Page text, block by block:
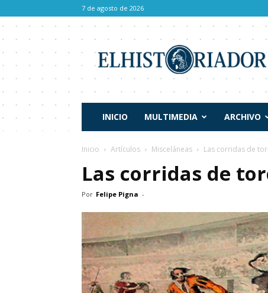
7 de agosto de 2026
Historiador
INICIO MULTIMEDIA ARCHIVO
Inicio Artículos Misceláneas Las corridas de
Las corridas de
Por Felipe Pigna -